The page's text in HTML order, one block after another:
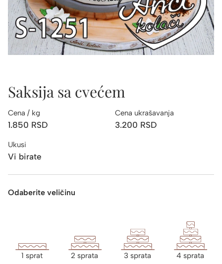
Saksija sa cvećem
Cena / kg
1.850 RSD
Cena ukrašavanja
3.200 RSD
Ukusi
Vi birate
Odaberite veličinu
1 sprat 2 sprata 3 sprata 4 sprata